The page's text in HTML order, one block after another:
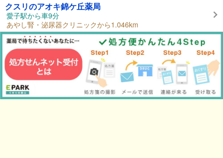
クスリのアオキ錦ケ丘薬局
愛子駅から車9分
あやし腎・泌尿器クリニックから1.046km